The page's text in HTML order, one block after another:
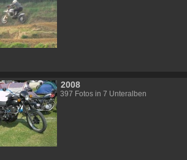
2008
397 Fotos in 7 Unteralben